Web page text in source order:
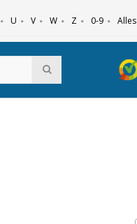
U V W Z 0-9 Alles